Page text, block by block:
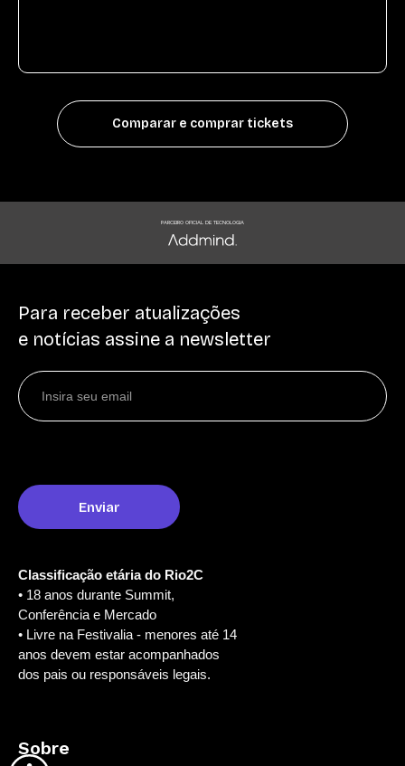
Comparar e comprar tickets
PARCEIRO OFICIAL DE TECNOLOGIA
Para receber atualizações
e notícias assine a newsletter
Classificação etária do Rio2C
• 18 anos durante Summit,
Conferência e Mercado
• Livre na Festivalia - menores até 14
anos devem estar acompanhados
dos pais ou responsáveis legais.
Sobre